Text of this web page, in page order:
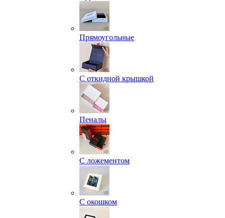
Прямоугольные
С откидной крышкой
Пеналы
С ложементом
С окошком